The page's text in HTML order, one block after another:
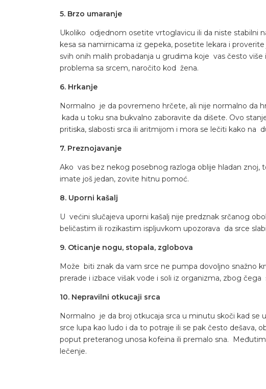
5. Brzo umaranje
Ukoliko odjednom osetite vrtoglavicu ili da niste stabilni
kesa sa namirnicama iz gepeka, posetite lekara i
svih onih malih probadanja u grudima koje vas često
problema sa srcem, naročito kod žena.
6. Hrkanje
Normalno je da povremeno hrčete, ali nije normalno da
kada u toku sna bukvalno zaboravite da dišete. Ovo
pritiska, slabosti srca ili aritmijom i mora se lečiti kako na
7. Preznojavanje
Ako vas bez nekog posebnog razloga oblije hladan
imate još jedan, zovite hitnu pomoć.
8. Uporni kašalj
U većini slučajeva uporni kašalj nije predznak srčanog
beličastim ili rozikastim ispljuvkom upozorava da srce
9. Oticanje nogu, stopala, zglobova
Može biti znak da vam srce ne pumpa dovoljno snažno
prerade i izbace višak vode i soli iz organizma, zbog čega
10. Nepravilni otkucaji srca
Normalno je da broj otkucaja srca u minutu skoči kad
srce lupa kao ludo i da to potraje ili se pak često dešava,
poput preteranog unosa kofeina ili premalo sna.
lečenje.